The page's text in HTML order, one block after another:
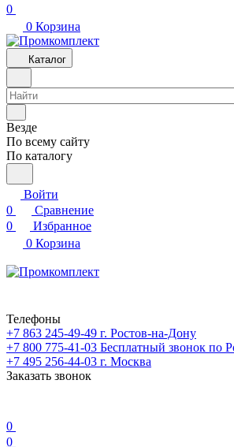
0
0 Корзина
Каталог
Везде
По всему сайту
По каталогу
Войти
0
Сравнение
0
Избранное
0 Корзина
Телефоны
+7 863 245-49-49 г. Ростов-на-Дону
+7 800 775-41-03 Бесплатный звонок по
+7 495 256-44-03 г. Москва
Заказать звонок
0
0